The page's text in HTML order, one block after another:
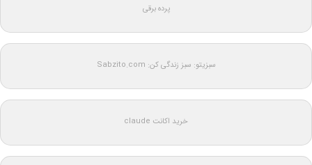
پرده برقی
سبزیتو: سبز زندگی کن: Sabzito.com
خرید اکانت claude